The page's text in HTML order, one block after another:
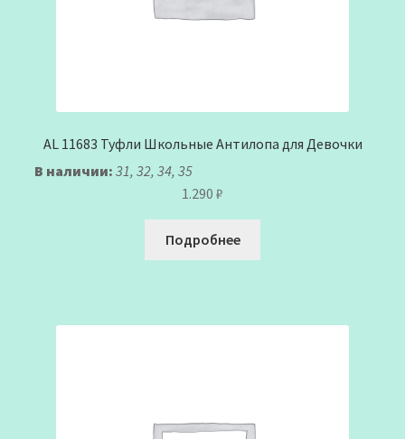
AL 11683 Туфли Школьные Антилопа для Девочки
В наличии: 31, 32, 34, 35
1.290 ₽
Подробнее